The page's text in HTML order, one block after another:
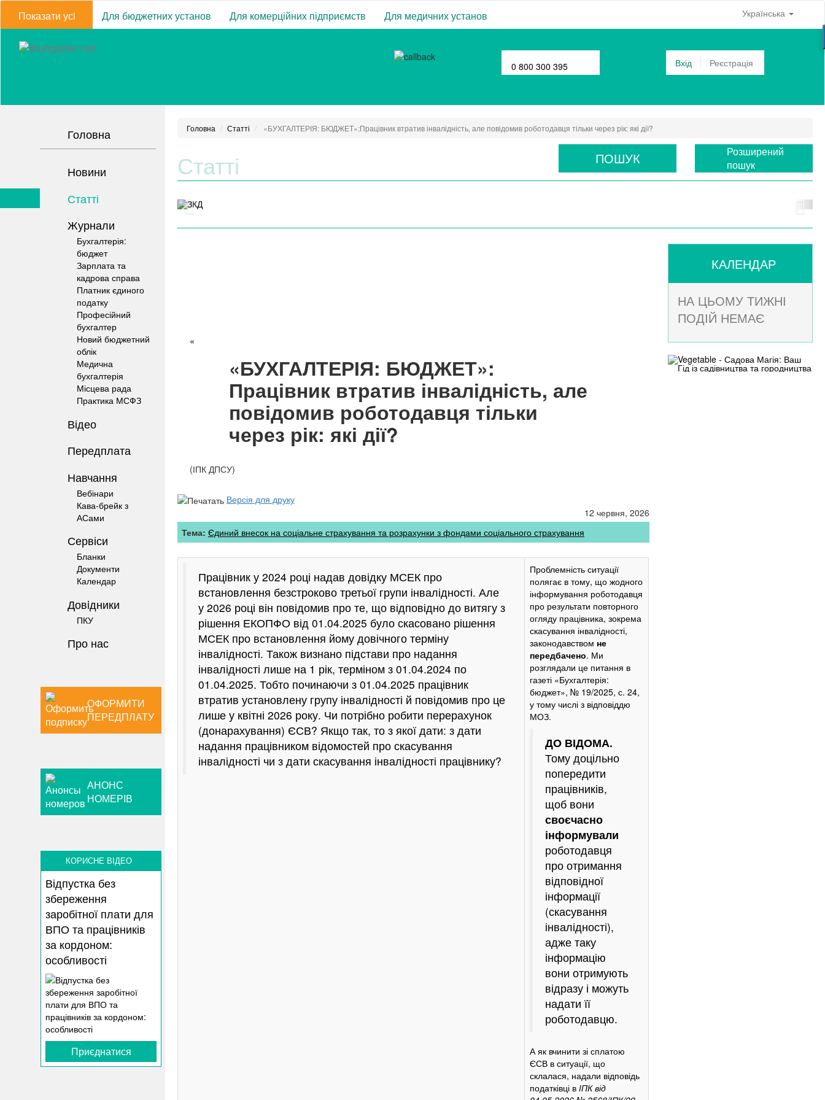
Показати усi Для бюджетних установ Для комерційних підприємств Для медичних установ Українська
0 800 300 395 Вхід Реєстрація
Головна
Новини
Статті
Журнали
Бухгалтерія:
бюджет
Зарплата та
кадрова справа
Платник єдиного
податку
Професійний
бухгалтер
Новий бюджетний
облік
Медична
бухгалтерія
Місцева рада
Практика МСФЗ
Відео
Передплата
Навчання
Вебінари
Кава-брейк з
АСами
Сервіси
Бланки
Документи
Календар
Довiдники
ПКУ
Про нас
ОФОРМИТИ
ПЕРЕДПЛАТУ
АНОНС
НОМЕРІВ
КОРИСНЕ ВІДЕО
Відпустка без
збереження
заробітної плати для
ВПО та працівників
за кордоном:
особливості
Приєднатися
Головна Статті «БУХГАЛТЕРІЯ: БЮДЖЕТ»:Працівник втратив інвалідність, але повідомив роботодавця тільки через рік: які дії?
Статті ПОШУК
Розширений
пошук
«
«БУХГАЛТЕРІЯ: БЮДЖЕТ»:
Працівник втратив інвалідність, але
повідомив роботодавця тільки
через рік: які дії?
(ІПК ДПСУ)
Версія для друку
12 червня, 2026
Тема: Єдиний внесок на соціальне страхування та розрахунки з фондами соціального страхування
Працівник у 2024 році надав довідку МСЕК про
встановлення безстроково третьої групи інвалідності. Але
у 2026 році він повідомив про те, що відповідно до витягу з
рішення ЕКОПФО від 01.04.2025 було скасовано рішення
МСЕК про встановлення йому довічного терміну
інвалідності. Також визнано підстави про надання
інвалідності лише на 1 рік, терміном з 01.04.2024 по
01.04.2025. Тобто починаючи з 01.04.2025 працівник
втратив установлену групу інвалідності й повідомив про це
лише у квітні 2026 року. Чи потрібно робити перерахунок
(донарахування) ЄСВ? Якщо так, то з якої дати: з дати
надання працівником відомостей про скасування
інвалідності чи з дати скасування інвалідності працівнику?
Проблемність ситуації
полягає в тому, що жодного
інформування роботодавця
про результати повторного
огляду працівника, зокрема
скасування інвалідності,
законодавством не
передбачено. Ми
розглядали це питання в
газеті «Бухгалтерія:
бюджет», № 19/2025, с. 24,
у тому числі з відповіддю
МОЗ.
ДО ВІДОМА.
Тому доцільно
попередити
працівників,
щоб вони
своєчасно
інформували
роботодавця
про отримання
відповідної
інформації
(скасування
інвалідності),
адже таку
інформацію
вони отримують
відразу і можуть
надати її
роботодавцю.
А як вчинити зі сплатою
ЄСВ в ситуації, що
склалася, надали відповідь
податківці в ІПКвід
КАЛЕНДАР
НА ЦЬОМУ ТИЖНІ
ПОДІЙ НЕМАЄ